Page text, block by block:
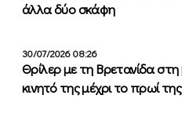
άλλα δύο σκάφη
30/07/2026 08:26
Θρίλερ με τη Βρετανίδα
κινητό της μέχρι το πρωί